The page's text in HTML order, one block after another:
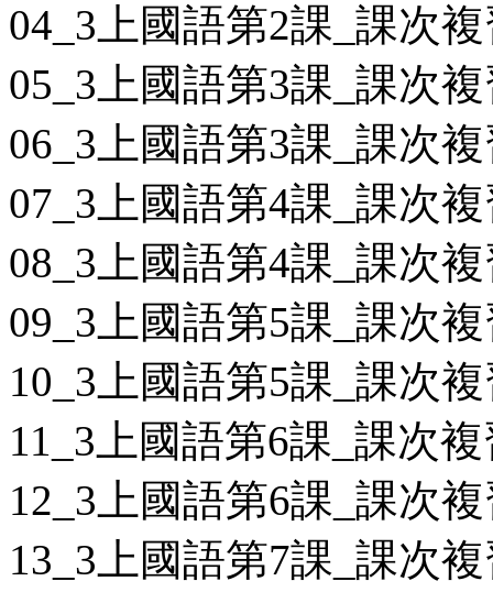
04_3上國語第2課_課次
05_3上國語第3課_課次
06_3上國語第3課_課次
07_3上國語第4課_課次
08_3上國語第4課_課次
09_3上國語第5課_課次
10_3上國語第5課_課次
11_3上國語第6課_課次
12_3上國語第6課_課次
13_3上國語第7課_課次